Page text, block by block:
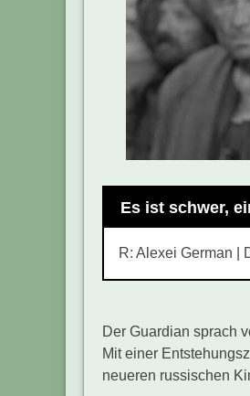
Es ist schwer,
R: Alexei German |
Der Guardian sprach
Mit einer
neueren russischen